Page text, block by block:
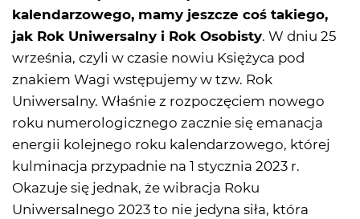
kalendarzowego, mamy jeszcze coś takiego,
jak Rok Uniwersalny i Rok Osobisty. W dniu 25
września, czyli w czasie nowiu Księżyca pod
znakiem Wagi wstępujemy w tzw. Rok
Uniwersalny. Właśnie z rozpoczęciem nowego
roku numerologicznego zacznie się emanacja
energii kolejnego roku kalendarzowego, której
kulminacja przypadnie na 1 stycznia 2023 r.
Okazuje się jednak, że wibracja Roku
Uniwersalnego 2023 to nie jedyna siła, która